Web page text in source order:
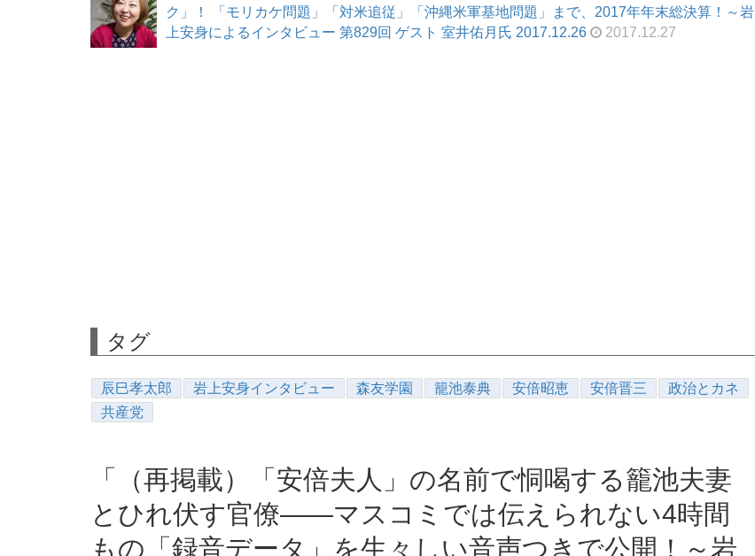
ク」！ 「モリカケ問題」「対米追従」「沖縄米軍基地問題」まで、2017年年末総決算！～岩
上安身によるインタビュー 第829回 ゲスト 室井佑月氏 2017.12.26
2017.12.27
タグ
辰巳孝太郎 岩上安身インタビュー 森友学園 籠池泰典 安倍昭恵 安倍晋三
政治とカネ
共産党
「（再掲載）「安倍夫人」の名前で恫喝する籠池夫妻
とひれ伏す官僚――マスコミでは伝えられない4時間
もの「録音データ」を生々しい音声つきで公開！～岩